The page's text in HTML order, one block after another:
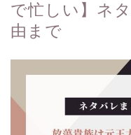
で忙しい】ネ
由まで